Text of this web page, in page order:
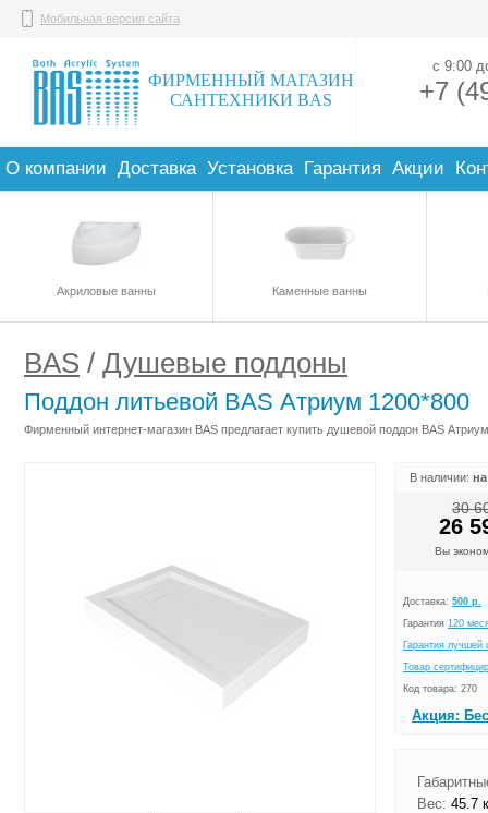
ФИРМЕННЫЙ МАГАЗИН
САНТЕХНИКИ BAS
Мобильная версия сайта
+7
с 9:00
О компании Доставка Установка Гарантия Акции
Акриловые ванны Каменные ванны
BAS / Душевые поддоны
Поддон литьевой BAS Атриум 1200*800
Фирменный интернет-магазин BAS предлагает купить душевой поддон BAS
В наличии:
30
26
Вы
Доставка: 500 р.
Гарантия 120
Гарантия лучшей
Товар
Код товара: 270
Акция:
Вес: 45.7